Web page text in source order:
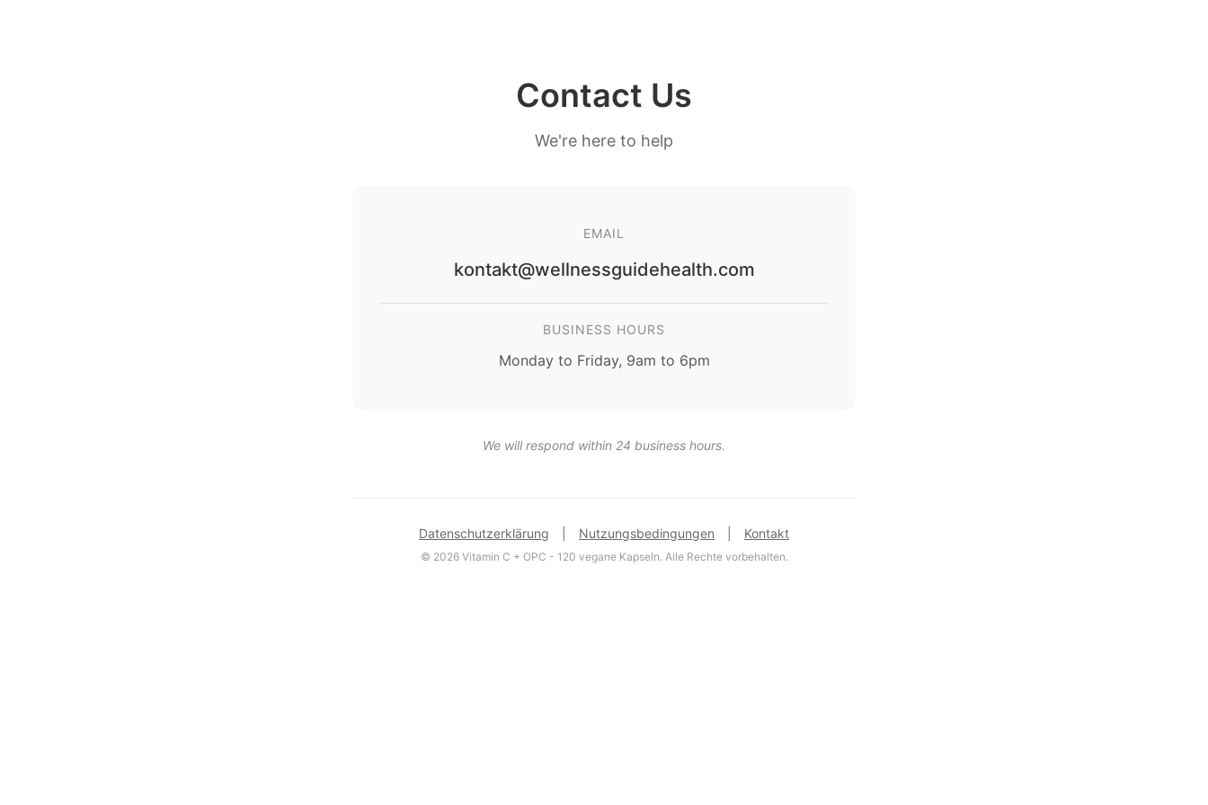
Contact Us
We're here to help
EMAIL
kontakt@wellnessguidehealth.com
BUSINESS HOURS
Monday to Friday, 9am to 6pm
We will respond within 24 business hours.
Datenschutzerklärung Nutzungsbedingungen Kontakt
© 2026 Vitamin C + OPC - 120 vegane Kapseln. Alle Rechte vorbehalten.